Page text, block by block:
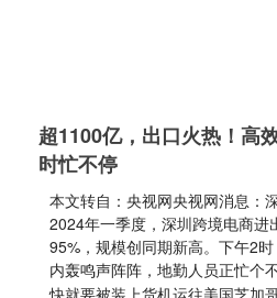
超1100亿，出口火热！高
时忙不停
本文转自：央视网央视网消息：
2024年一季度，深圳跨境电商进
95%，规模创同期新高。下午2
内轰鸣声阵阵，地勤人员正忙个
快就要被装上货机运往美国芝加